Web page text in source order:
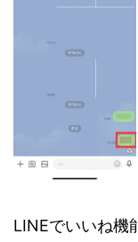
LINEでいいね機